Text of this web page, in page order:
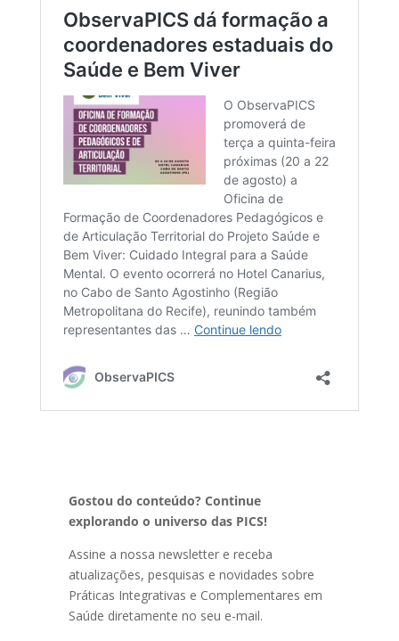
Gostou do conteúdo? Continue
explorando o universo das PICS!
Assine a nossa newsletter e receba
atualizações, pesquisas e novidades sobre
Práticas Integrativas e Complementares em
Saúde diretamente no seu e-mail.